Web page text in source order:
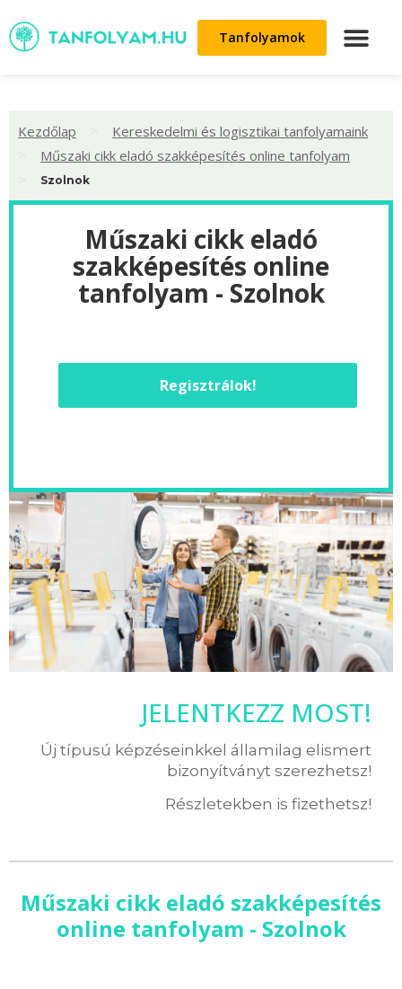
Tanfolyamok
Kezdőlap Kereskedelmi és logisztikai tanfolyamaink
Műszaki cikk eladó szakképesítés online tanfolyam
Szolnok
Műszaki cikk eladó
szakképesítés online
tanfolyam - Szolnok
Regisztrálok!
JELENTKEZZ MOST!
Új típusú képzéseinkkel államilag elismert
bizonyítványt szerezhetsz!
Részletekben is fizethetsz!
Műszaki cikk eladó szakképesítés
online tanfolyam - Szolnok